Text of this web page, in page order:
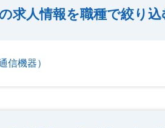
求人情報を職種で絞り込
信機器）